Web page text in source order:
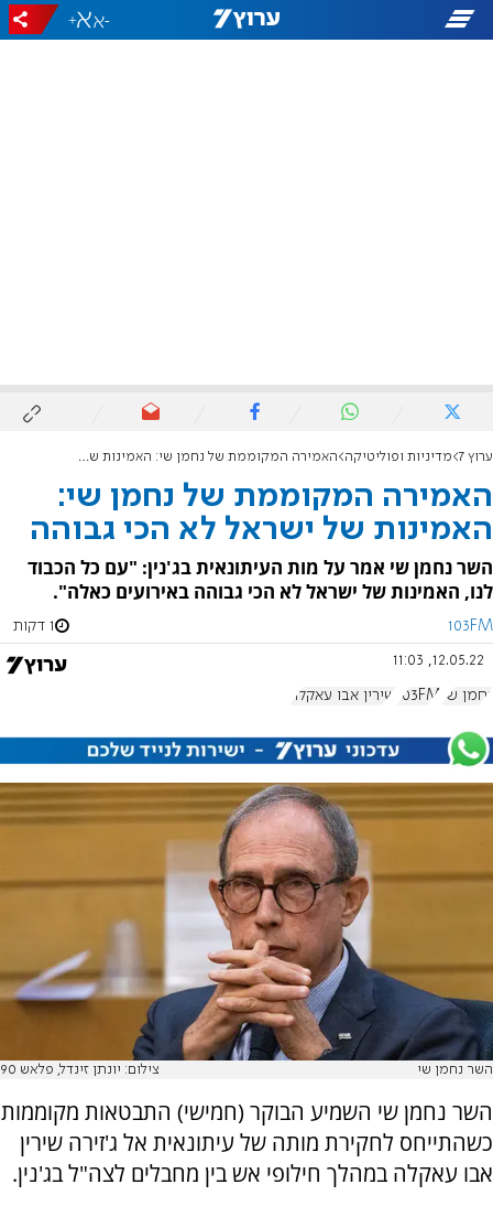
-
+
ערוץ 7 מדיניות ופוליטיקה האמירה המקוממת של נחמן שי: האמינות של ישראל לא הכי גבוהה
האמירה המקוממת של נחמן שי:
האמינות של ישראל לא הכי גבוהה
השר נחמן שי אמר על מות העיתונאית בג'נין: "עם כל הכבוד
לנו, האמינות של ישראל לא הכי גבוהה באירועים כאלה".
103FM 1 דקות
12.05.22, 11:03
נחמן שי 103FM שירין אבו עאקלה
השר נחמן שי צילום: יונתן זינדל, פלאש 90
השר נחמן שי השמיע הבוקר (חמישי) התבטאות מקוממות
כשהתייחס לחקירת מותה של עיתונאית אל ג'זירה שירין
אבו עאקלה במהלך חילופי אש בין מחבלים לצה"ל בג'נין.